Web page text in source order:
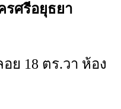
รศรีอยุธยา
ย 18 ตร.วา ห้อง